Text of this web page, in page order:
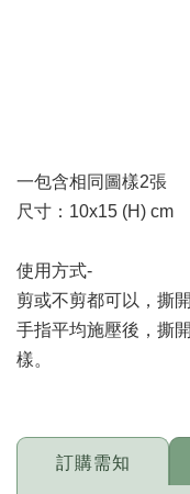
一包含相同圖樣2張
尺寸：10x15 (H) cm
使用方式-
剪或不剪都可以，撕
手指平均施壓後，撕
樣。
訂購需知